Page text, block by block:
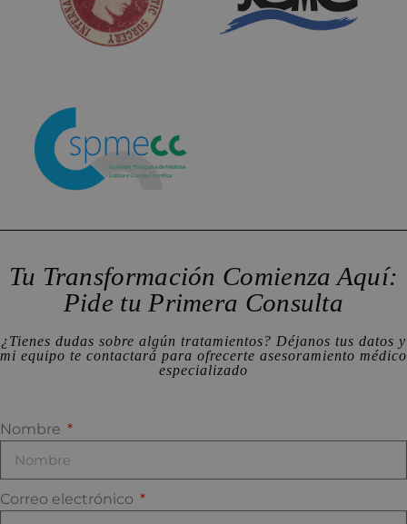
Tu Transformación Comienza Aquí:
Pide tu Primera Consulta
¿Tienes dudas sobre algún tratamientos? Déjanos tus datos y
mi equipo te contactará para ofrecerte asesoramiento médico
especializado
Nombre
Correo electrónico